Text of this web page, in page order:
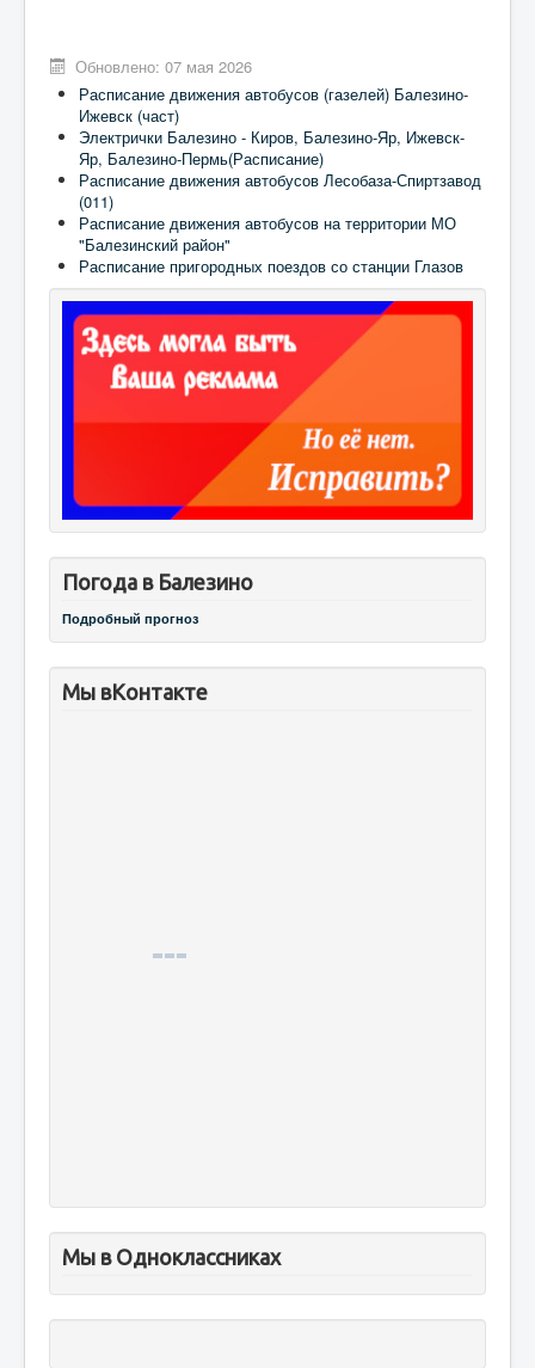
Обновлено: 07 мая 2026
Расписание движения автобусов (газелей) Балезино-
Ижевск (част)
Электрички Балезино - Киров, Балезино-Яр, Ижевск-
Яр, Балезино-Пермь(Расписание)
Расписание движения автобусов Лесобаза-Спиртзавод
(011)
Расписание движения автобусов на территории МО
"Балезинский район"
Расписание пригородных поездов со станции Глазов
Погода в Балезино
Подробный прогноз
Мы вКонтакте
Мы в Одноклассниках